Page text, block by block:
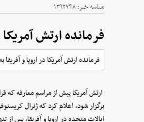
شناسه خبر:۱۳۹۲۷۴۸
فرمانده ارتش
فرمانده ارتش آمریکا در اروپا و
ارتش آمریکا پیش از مراسم معارفه که
برگزار شود، اعلام کرد که ژنرال